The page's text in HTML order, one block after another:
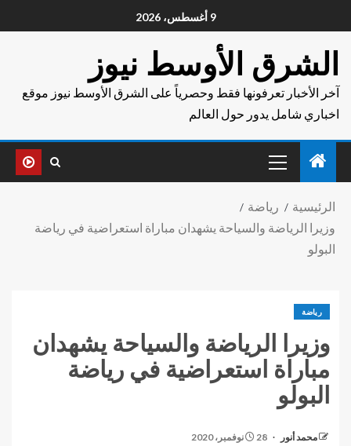
9 أغسطس، 2026
الشرق الأوسط نيوز
آخر الأخبار تعرفونها فقط وحصرياً على الشرق الأوسط نيوز موقع
اخباري شامل يدور حول العالم
الرئيسية
رياضة
وزيرا الرياضة والسياحة يشهدان مباراة استعراضية في رياضة
البولو
رياضة
وزيرا الرياضة والسياحة يشهدان
مباراة استعراضية في رياضة
البولو
محمد أنور 28 نوفمبر، 2020